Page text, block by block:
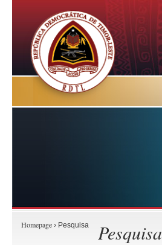
Homepage › Pesquisa Pesquisa